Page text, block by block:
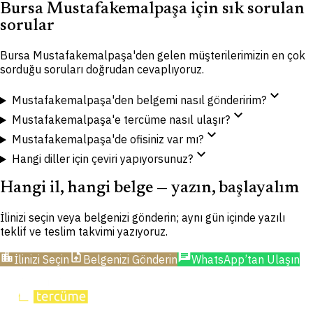
Bursa Mustafakemalpaşa için sık sorulan
sorular
Bursa Mustafakemalpaşa'den gelen müşterilerimizin en çok
sorduğu soruları doğrudan cevaplıyoruz.
Mustafakemalpaşa'den belgemi nasıl gönderirim?expand_more
Mustafakemalpaşa'e tercüme nasıl ulaşır?expand_more
Mustafakemalpaşa'de ofisiniz var mı?expand_more
Hangi diller için çeviri yapıyorsunuz?expand_more
Hangi il, hangi belge — yazın, başlayalım
İlinizi seçin veya belgenizi gönderin; aynı gün içinde yazılı
teklif ve teslim takvimi yazıyoruz.
location_cityİlinizi Seçinupload_fileBelgenizi GönderinchatWhatsApp’tan Ulaşın